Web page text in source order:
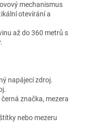
mechanismus
otevírání a
až do 360 metrů s
napájecí zdroj.
značka, mezera
nebo mezeru